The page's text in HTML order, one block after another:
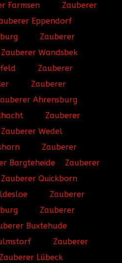
Farmsen
Zauberer
Eppendorf
Zauberer
Zauberer Wandsbek
Zauberer
Zauberer
Ahrensburg
Zauberer
Zauberer Wedel
Zauberer
Bargteheide
Zauberer
Zauberer Quickborn
Zauberer
Zauberer
Buxtehude
Zauberer
Zauberer Lübeck